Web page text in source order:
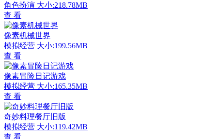
角色扮演 大小:218.78MB
查 看
像素机械世界
模拟经营 大小:199.56MB
查 看
像素冒险日记游戏
模拟经营 大小:165.35MB
查 看
奇妙料理餐厅旧版
模拟经营 大小:119.42MB
查 看